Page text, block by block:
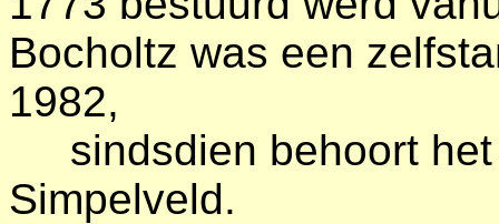
Bocholtz was een
1982,
sindsdien behoort het
Simpelveld.